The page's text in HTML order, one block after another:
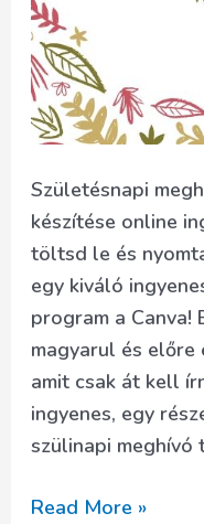
Születésnapi
készítése online
töltsd le és
egy kiváló
program a Canva!
magyarul és
amit csak át kell
ingyenes, egy
szülinapi meghívó
Születésnapi
Read More »